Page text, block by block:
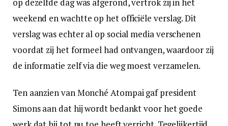
weekend en wachtte op het officiële verslag. Dit
verslag was echter al op social media verschenen
voordat zij het formeel had ontvangen, waardoor zij
de informatie zelf via die weg moest verzamelen.
Ten aanzien van Monché Atompai gaf president
Simons aan dat hij wordt bedankt voor het goede